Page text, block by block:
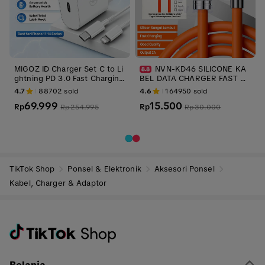
MIGOZ ID Charger Set C to Li
ghtning PD 3.0 Fast Charging
untuk iPhone 8 X 11 12 13 14
Pro Max dengan Kabel Type-
C 1m & Adaptor Aman Batter
4.7 88702 sold
Rp69.999 Rp254.995
NVN-KD46 SILICONE KA
BEL DATA CHARGER FAST C
HARGING TYPE TIPE C / MICR
O USB 120W MURAH
4.6 164950 sold
Rp15.500 Rp30.000
TikTok Shop Ponsel & Elektronik
Aksesori Ponsel
Kabel, Charger & Adaptor